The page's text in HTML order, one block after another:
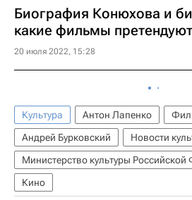
Биография Конюхова и
какие фильмы
20 июля 2022, 15:28
Культура Антон Лапенко
Андрей Бурковский
Новости
Кино